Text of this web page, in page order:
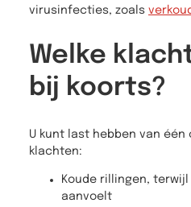
virusinfecties, zoals
Welke
bij koorts?
U kunt last hebben van één
klachten:
Koude rillingen,
aanvoelt